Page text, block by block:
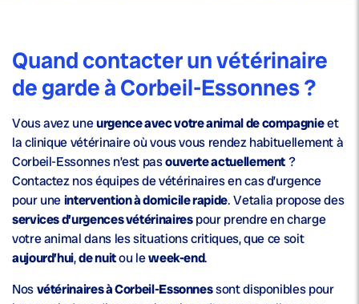
Quand contacter un vétérinaire
de garde à Corbeil-Essonnes ?
Vous avez uneurgence avec votre animal de compagnieet
la clinique vétérinaire où vous vous rendez habituellement à
Corbeil-Essonnes n’est pasouverte actuellement?
Contactez nos équipes de vétérinaires en cas d’urgence
pour uneintervention à domicile rapide. Vetalia propose des
services d’urgences vétérinairespour prendre en charge
votre animal dans les situations critiques, que ce soit
aujourd’hui,de nuitou leweek-end.
Nosvétérinaires à Corbeil-Essonnessont disponibles pour